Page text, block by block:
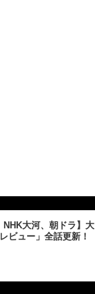
NHK大河、朝ドラ】大
ビュー」全話更新！